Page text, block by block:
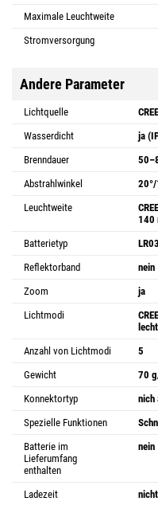
Maximale Leuchtweite
Stromversorgung
Andere Parameter
Lichtquelle
Wasserdicht
ja
Brenndauer
Abstrahlwinkel
Leuchtweite
140
Batterietyp
Reflektorband
nein
Zoom
ja
Lichtmodi
Anzahl von Lichtmodi
5
Gewicht
70
Konnektortyp
nich
Spezielle Funktionen
Batterie im
Lieferumfang
enthalten
nein
Ladezeit